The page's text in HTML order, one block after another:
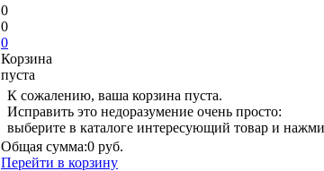
0
0
0
Корзина
пуста
К сожалению, ваша корзина пуста.
Исправить это недоразумение очень просто:
выберите в каталоге интересующий товар и
Общая сумма:0 руб.
Перейти в корзину